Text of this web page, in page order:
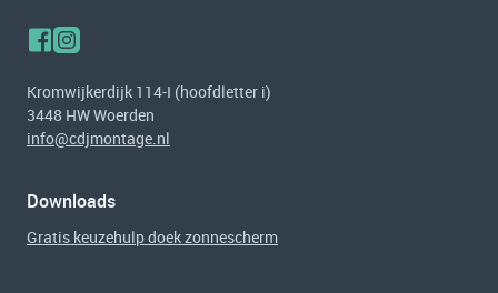
Kromwijkerdijk 114-I (hoofdletter i)
3448 HW Woerden
info@cdjmontage.nl
Downloads
Gratis keuzehulp doek zonnescherm